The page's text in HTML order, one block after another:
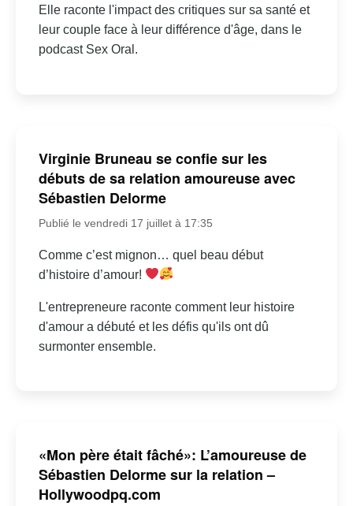
Elle raconte l'impact des critiques sur sa santé et
leur couple face à leur différence d'âge, dans le
podcast Sex Oral.
Virginie Bruneau se confie sur les
débuts de sa relation amoureuse avec
Sébastien Delorme
Publié le vendredi 17 juillet à 17:35
Comme c’est mignon… quel beau début
d’histoire d’amour!
L'entrepreneure raconte comment leur histoire
d'amour a débuté et les défis qu'ils ont dû
surmonter ensemble.
«Mon père était fâché»: L’amoureuse de
Sébastien Delorme sur la relation –
Hollywoodpq.com